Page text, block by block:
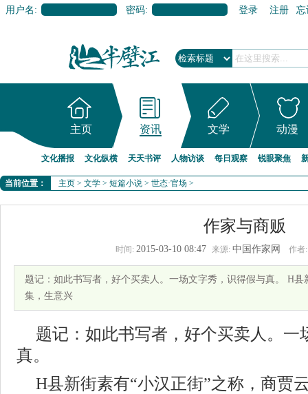
用户名: 密码: 登录 注册 忘
主页 资讯 文学 动漫
文化播报 文化纵横 天天书评 人物访谈 每日观察 锐眼聚焦
当前位置： 主页 > 文学 > 短篇小说 > 世态·官场 >
作家与商贩
时间: 2015-03-10 08:47 来源: 中国作家网 作者:
题记：如此书写者，好个买卖人。一场文字秀，识得假与真。 H县
集，生意兴
题记：如此书写者，好个买卖人。一
真。
H县新街素有“小汉正街”之称，商贾